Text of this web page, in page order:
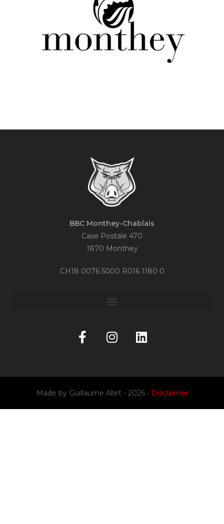
BBC Monthey-Chablais
Case Postale 470
1870 Monthey
CH18 0076 5000 R016 1180 0
Made by Guillaume Allet- 2026 - Disclaimer